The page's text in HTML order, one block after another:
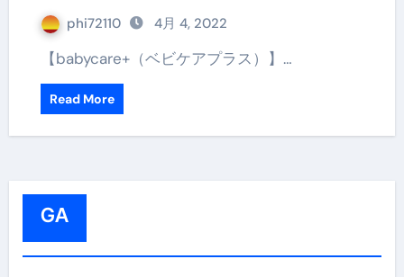
phi72110 4月 4, 2022
【babycare+（ベビケアプラス）】…
Read More
GA